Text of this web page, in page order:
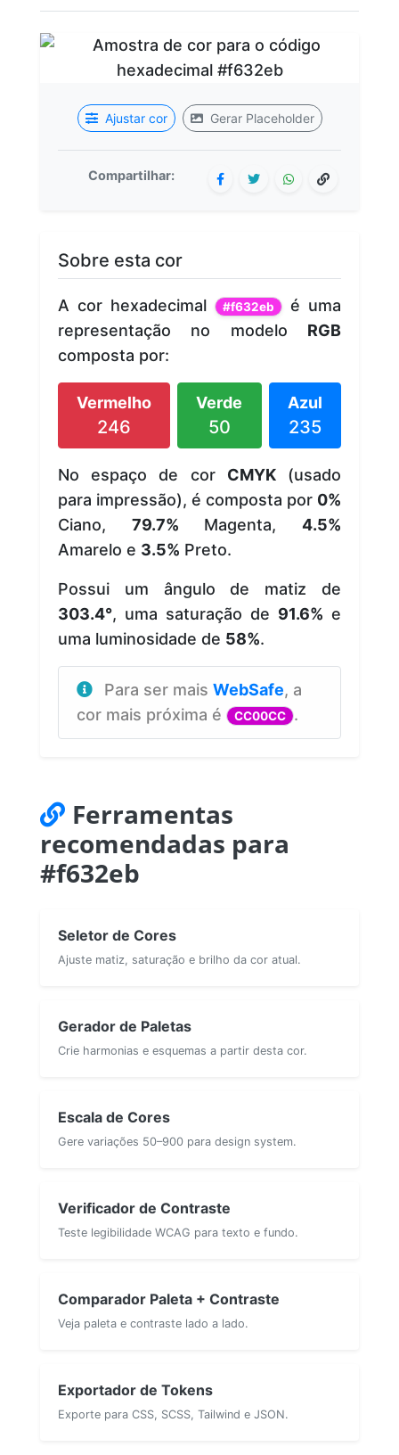
Ajustar cor Gerar Placeholder
Compartilhar:
Sobre esta cor
A cor hexadecimal #f632eb
é uma
representação no modelo RGB
composta por:
Vermelho
246
Verde
50
Azul
235
No espaço de cor CMYK(usado
para impressão), é composta por 0%
Ciano, 79.7% Magenta,4.5%
Amarelo e 3.5% Preto.
Possui um ângulo de matiz de
303.4°, uma saturação de 91.6% e
uma luminosidade de 58%.
Para ser mais WebSafe, a
cor mais próxima é
CC00CC .
Ferramentas
recomendadas para
#f632eb
Seletor de Cores
Ajuste matiz, saturação e brilho da cor atual.
Gerador de Paletas
Crie harmonias e esquemas a partir desta cor.
Escala de Cores
Gere variações 50–900 para design system.
Verificador de Contraste
Teste legibilidade WCAG para texto e fundo.
Comparador Paleta + Contraste
Veja paleta e contraste lado a lado.
Exportador de Tokens
Exporte para CSS, SCSS, Tailwind e JSON.